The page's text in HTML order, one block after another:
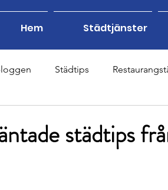
Hem Städtjänster
Städtips
städtips